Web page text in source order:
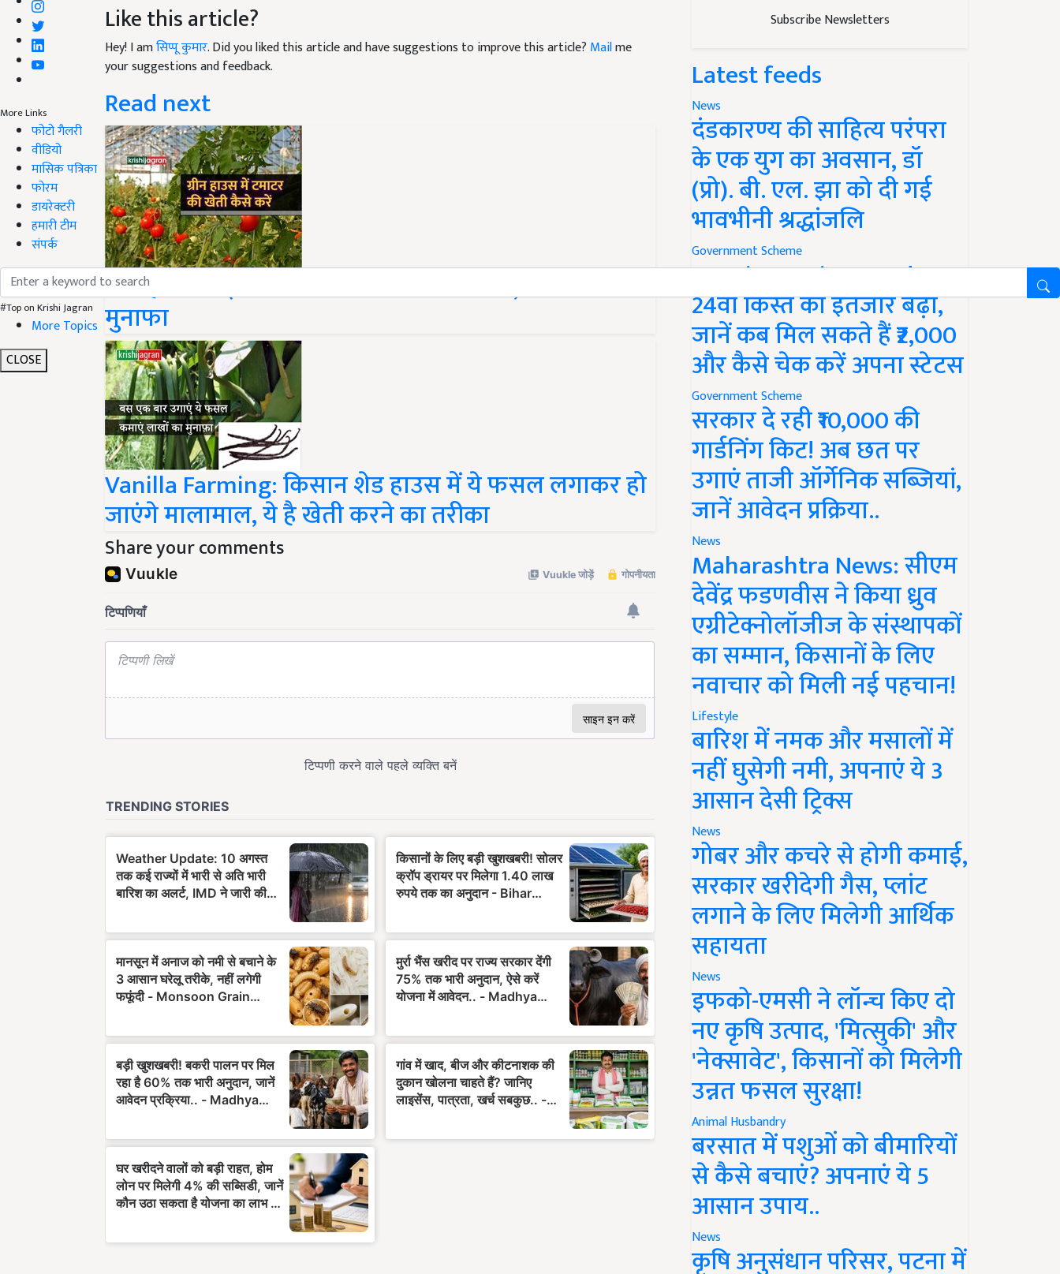
More Links
फोटो गैलरी
वीडियो
मासिक पत्रिका
फोरम
डायरेक्टरी
हमारी टीम
संपर्क
#Top on Krishi Jagran
More Topics
CLOSE
Like this article?
Hey! I amसिप्पू कुमार. Did you liked this article and have suggestions to improve this article? Mailme
your suggestions and feedback.
Read next
ग्रीन हाउस में इस तरीके से करें टमाटर की खेती, मिलेगा बंपर
मुनाफा
Vanilla Farming: किसान शेड हाउस में ये फसल लगाकर हो
जाएंगे मालामाल, ये है खेती करने का तरीका
Share your comments
Subscribe Newsletters
Latest feeds
News
दंडकारण्य की साहित्य परंपरा
के एक युग का अवसान, डॉ
(प्रो). बी. एल. झा को दी गई
भावभीनी श्रद्धांजलि
Government Scheme
PM Kisan Yojana Update:
24वीं किस्त का इंतजार बढ़ा,
जानें कब मिल सकते हैं ₹2,000
और कैसे चेक करें अपना स्टेटस
Government Scheme
सरकार दे रही ₹10,000 की
गार्डनिंग किट! अब छत पर
उगाएं ताजी ऑर्गेनिक सब्जियां,
जानें आवेदन प्रक्रिया..
News
Maharashtra News: सीएम
देवेंद्र फडणवीस ने किया ध्रुव
एग्रीटेक्नोलॉजीज के संस्थापकों
का सम्मान, किसानों के लिए
नवाचार को मिली नई पहचान!
Lifestyle
बारिश में नमक और मसालों में
नहीं घुसेगी नमी, अपनाएं ये 3
आसान देसी ट्रिक्स
News
गोबर और कचरे से होगी कमाई,
सरकार खरीदेगी गैस, प्लांट
लगाने के लिए मिलेगी आर्थिक
सहायता
News
इफको-एमसी ने लॉन्च किए दो
नए कृषि उत्पाद, 'मित्सुकी' और
'नेक्सावेट', किसानों को मिलेगी
उन्नत फसल सुरक्षा!
Animal Husbandry
बरसात में पशुओं को बीमारियों
से कैसे बचाएं? अपनाएं ये 5
आसान उपाय..
News
कृषि अनुसंधान परिसर, पटना में